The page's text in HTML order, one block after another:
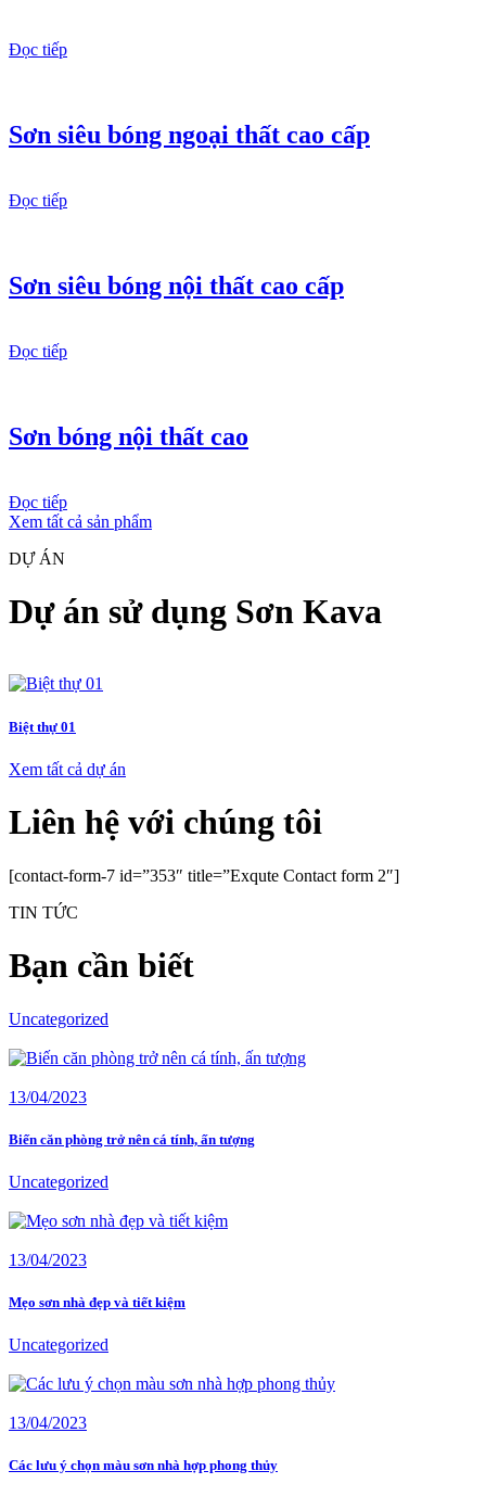
Đọc tiếp
Sơn siêu bóng ngoại thất cao cấp
Đọc tiếp
Sơn siêu bóng nội thất cao cấp
Đọc tiếp
Sơn bóng nội thất cao
Đọc tiếp
Xem tất cả sản phẩm
DỰ ÁN
Dự án sử dụng Sơn Kava
Biệt thự 01
Xem tất cả dự án
Liên hệ với chúng tôi
[contact-form-7 id=”353″ title=”Exqute Contact form 2″]
TIN TỨC
Bạn cần biết
Uncategorized
13/04/2023
Biến căn phòng trở nên cá tính, ấn tượng
Uncategorized
13/04/2023
Mẹo sơn nhà đẹp và tiết kiệm
Uncategorized
13/04/2023
Các lưu ý chọn màu sơn nhà hợp phong thủy